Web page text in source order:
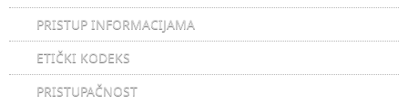
PRISTUP INFORMACIJAMA
ETIČKI KODEKS
PRISTUPAČNOST